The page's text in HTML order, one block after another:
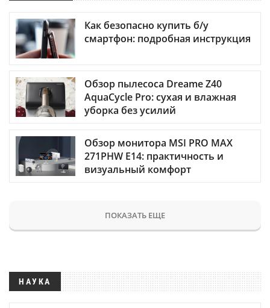
Как безопасно купить б/у
смартфон: подробная инструкция
Обзор пылесоса Dreame Z40
AquaCycle Pro: сухая и влажная
уборка без усилий
Обзор монитора MSI PRO MAX
271PHW E14: практичность и
визуальный комфорт
ПОКАЗАТЬ ЕЩЕ
НАУКА